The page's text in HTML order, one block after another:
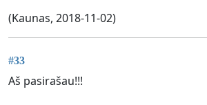
(Kaunas, 2018-11-02)
#33
Aš pasirašau!!!